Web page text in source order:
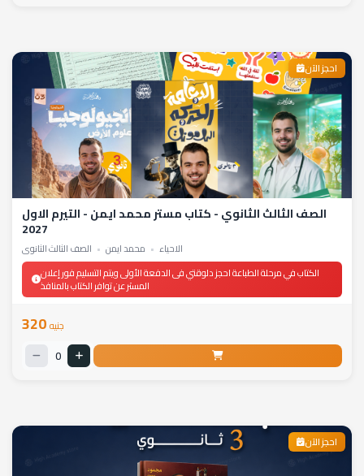
احجز الآن
الصف الثالث الثانوي - كتاب مستر محمد ايمن - التيرم الاول
2027
الاحياء • محمد ايمن • الصف الثالث الثانوي
الكتاب في مرحلة الطباعة احجز دلوقتي فى الدفعة الأولى ويتم التسليم فور إعلان
المستر عن توافر الكتاب بالمنافذ
320 جنيه
0
احجز الآن